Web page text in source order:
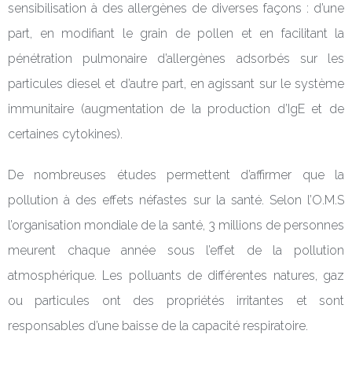
sensibilisation à des allergènes de diverses façons : d’une
part, en modifiant le grain de pollen et en facilitant la
pénétration pulmonaire d’allergènes adsorbés sur les
particules diesel et d’autre part, en agissant sur le système
immunitaire (augmentation de la production d’IgE et de
certaines cytokines).
De nombreuses études permettent d’affirmer que la
pollution à des effets néfastes sur la santé. Selon l’O.M.S
l’organisation mondiale de la santé, 3 millions de personnes
meurent chaque année sous l’effet de la pollution
atmosphérique. Les polluants de différentes natures, gaz
ou particules ont des propriétés irritantes et sont
responsables d’une baisse de la capacité respiratoire.